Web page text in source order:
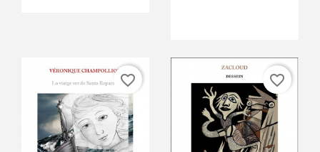
favorite_border favorite_border